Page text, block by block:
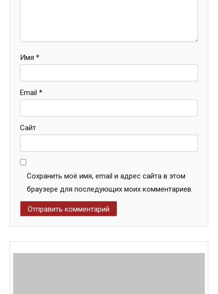
Имя *
Email *
Сайт
Сохранить моё имя, email и адрес сайта в этом
браузере для последующих моих комментариев.